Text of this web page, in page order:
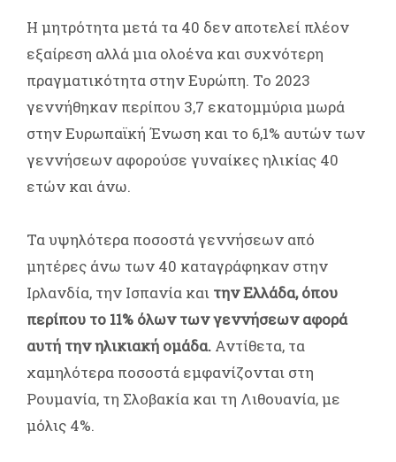
Η μητρότητα μετά τα 40 δεν αποτελεί πλέον
εξαίρεση αλλά μια ολοένα και συχνότερη
πραγματικότητα στην Ευρώπη. Το 2023
γεννήθηκαν περίπου 3,7 εκατομμύρια μωρά
στην Ευρωπαϊκή Ένωση και το 6,1% αυτών των
γεννήσεων αφορούσε γυναίκες ηλικίας 40
ετών και άνω.
Τα υψηλότερα ποσοστά γεννήσεων από
μητέρες άνω των 40 καταγράφηκαν στην
Ιρλανδία, την Ισπανία και την Ελλάδα, όπου
περίπου το 11% όλων των γεννήσεων αφορά
αυτή την ηλικιακή ομάδα. Αντίθετα, τα
χαμηλότερα ποσοστά εμφανίζονται στη
Ρουμανία, τη Σλοβακία και τη Λιθουανία, με
μόλις 4%.